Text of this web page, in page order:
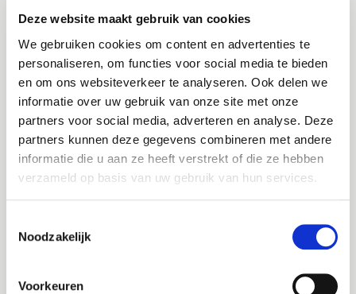
Deze website maakt gebruik van cookies
We gebruiken cookies om content en advertenties te
personaliseren, om functies voor social media te bieden
en om ons websiteverkeer te analyseren. Ook delen we
informatie over uw gebruik van onze site met onze
partners voor social media, adverteren en analyse. Deze
partners kunnen deze gegevens combineren met andere
informatie die u aan ze heeft verstrekt of die ze hebben
verzameld op basis van uw gebruik van hun services.
Noodzakelijk
Voorkeuren
(gemeentelijke) werkervaring als bouwkundige
(stage ervaring telt ook mee)
OF: Brede bouwkundige ervaring en je denkt na
over een carrière switch naar de overheid.
Affiniteit met het werken voor een
overheidsinstantie
Een stevige persoonlijkheid met een kritische
blik
Intrinsieke motivatie om te willen bijdragen aan
Altijd als 1e op de hoogte van de
nieuwste vacatures als je een job
alert aanmaakt!
Postcode
Bel me terug